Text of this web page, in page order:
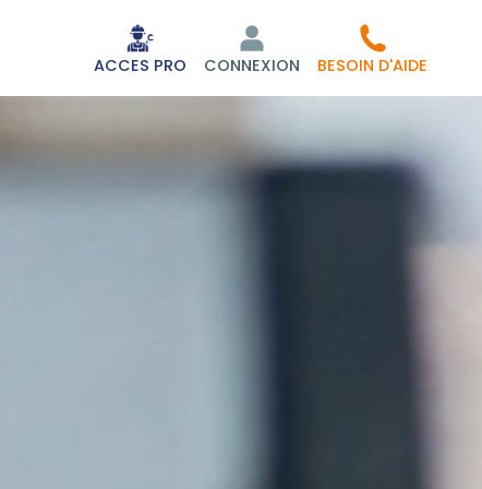
ACCES PRO CONNEXION BESOIN D'AIDE